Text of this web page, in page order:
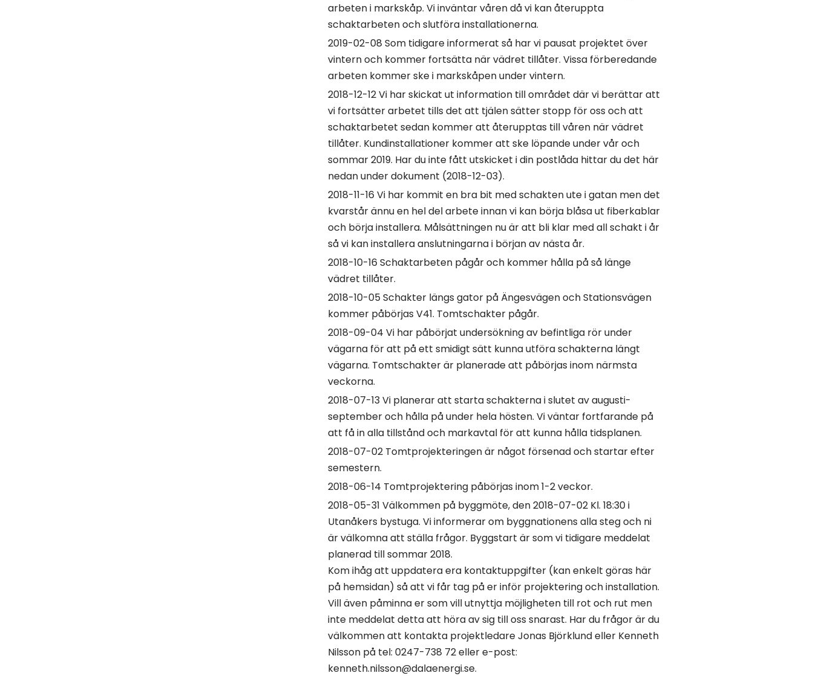
arbeten i markskåp. Vi inväntar våren då vi kan återuppta
schaktarbeten och slutföra installationerna.
2019-02-08 Som tidigare informerat så har vi pausat projektet över
vintern och kommer fortsätta när vädret tillåter. Vissa förberedande
arbeten kommer ske i markskåpen under vintern.
2018-12-12 Vi har skickat ut information till området där vi berättar att
vi fortsätter arbetet tills det att tjälen sätter stopp för oss och att
schaktarbetet sedan kommer att återupptas till våren när vädret
tillåter. Kundinstallationer kommer att ske löpande under vår och
sommar 2019. Har du inte fått utskicket i din postlåda hittar du det här
nedan under dokument (2018-12-03).
2018-11-16 Vi har kommit en bra bit med schakten ute i gatan men det
kvarstår ännu en hel del arbete innan vi kan börja blåsa ut fiberkablar
och börja installera. Målsättningen nu är att bli klar med all schakt i år
så vi kan installera anslutningarna i början av nästa år.
2018-10-16 Schaktarbeten pågår och kommer hålla på så länge
vädret tillåter.
2018-10-05 Schakter längs gator på Ängesvägen och Stationsvägen
kommer påbörjas V41. Tomtschakter pågår.
2018-09-04 Vi har påbörjat undersökning av befintliga rör under
vägarna för att på ett smidigt sätt kunna utföra schakterna längt
vägarna. Tomtschakter är planerade att påbörjas inom närmsta
veckorna.
2018-07-13 Vi planerar att starta schakterna i slutet av augusti-
september och hålla på under hela hösten. Vi väntar fortfarande på
att få in alla tillstånd och markavtal för att kunna hålla tidsplanen.
2018-07-02 Tomtprojekteringen är något försenad och startar efter
semestern.
2018-06-14 Tomtprojektering påbörjas inom 1-2 veckor.
2018-05-31 Välkommen på byggmöte, den 2018-07-02 Kl. 18:30 i
Utanåkers bystuga. Vi informerar om byggnationens alla steg och ni
är välkomna att ställa frågor. Byggstart är som vi tidigare meddelat
planerad till sommar 2018.
Kom ihåg att uppdatera era kontaktuppgifter (kan enkelt göras här
på hemsidan) så att vi får tag på er inför projektering och installation.
Vill även påminna er som vill utnyttja möjligheten till rot och rut men
inte meddelat detta att höra av sig till oss snarast. Har du frågor är du
välkommen att kontakta projektledare Jonas Björklund eller Kenneth
Nilsson på tel: 0247-738 72 eller e-post:
kenneth.nilsson@dalaenergi.se.